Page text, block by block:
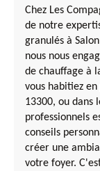
Chez Les
de notre
granulés à
nous nous
de chauffage à
vous habitiez
13300, ou dans
professionnels
conseils
créer une
votre foyer.